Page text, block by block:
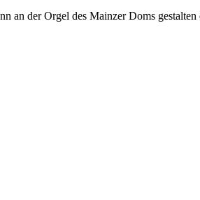
der Orgel des Mainzer Doms gestalten